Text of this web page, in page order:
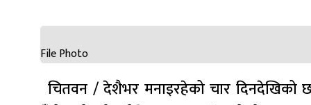
File Photo
चितवन / देशैभर मनाइरहेको चार दिनदेखिको